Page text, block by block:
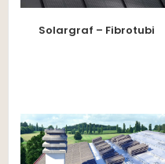
Solargraf – Fibrotubi